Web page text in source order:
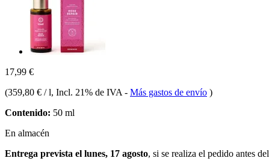
17,99 €
(359,80 € / l, Incl. 21% de IVA - Más gastos de envío )
Contenido: 50 ml
En almacén
Entrega prevista el lunes, 17 agosto, si se realiza el pedido antes del